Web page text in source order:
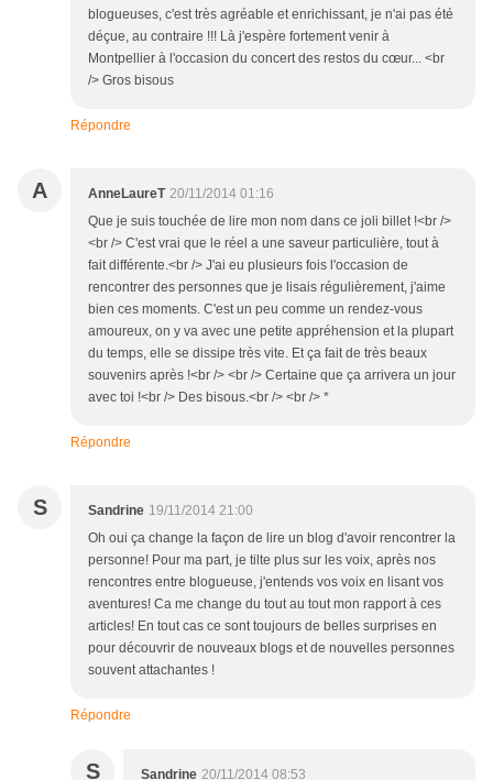
blogueuses, c'est très agréable et enrichissant, je n'ai pas été
déçue, au contraire !!! Là j'espère fortement venir à
Montpellier à l'occasion du concert des restos du cœur... <br
/> Gros bisous
Répondre
A AnneLaureT 20/11/2014 01:16
Que je suis touchée de lire mon nom dans ce joli billet !<br />
<br /> C'est vrai que le réel a une saveur particulière, tout à
fait différente.<br /> J'ai eu plusieurs fois l'occasion de
rencontrer des personnes que je lisais régulièrement, j'aime
bien ces moments. C'est un peu comme un rendez-vous
amoureux, on y va avec une petite appréhension et la plupart
du temps, elle se dissipe très vite. Et ça fait de très beaux
souvenirs après !<br /> <br /> Certaine que ça arrivera un jour
avec toi !<br /> Des bisous.<br /> <br /> *
Répondre
S Sandrine 19/11/2014 21:00
Oh oui ça change la façon de lire un blog d'avoir rencontrer la
personne! Pour ma part, je tilte plus sur les voix, après nos
rencontres entre blogueuse, j'entends vos voix en lisant vos
aventures! Ca me change du tout au tout mon rapport à ces
articles! En tout cas ce sont toujours de belles surprises en
pour découvrir de nouveaux blogs et de nouvelles personnes
souvent attachantes !
Répondre
S Sandrine 20/11/2014 08:53